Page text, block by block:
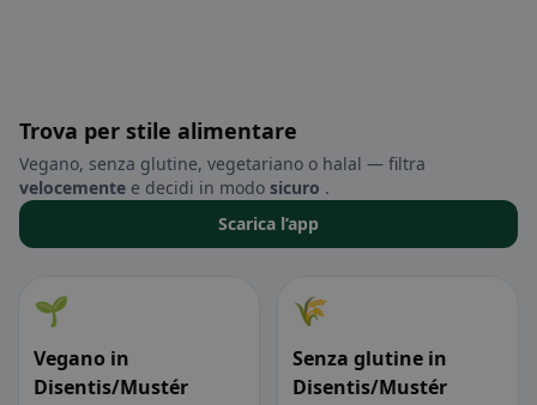
Trova per stile alimentare
Vegano, senza glutine, vegetariano o halal — filtra
velocemente e decidi in modo sicuro .
Scarica l’app
🌱
Vegano in
Disentis/Mustér
🌾
Senza glutine in
Disentis/Mustér